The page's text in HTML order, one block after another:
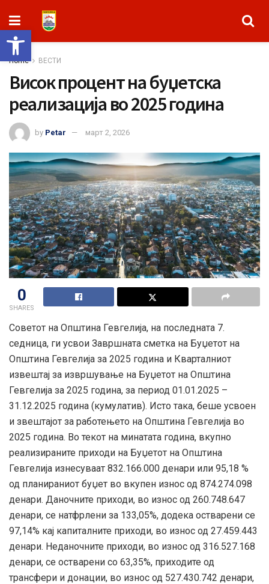
Open toolbar
Home ВЕСТИ
Висок процент на буџетска
реализација во 2025 година
by Petar март 2, 2026
0
SHARES
Советот на Општина Гевгелија, на последната 7.
седница, ги усвои Завршната сметка на Буџетот на
Општина Гевгелија за 2025 година и Кварталниот
извештај за извршување на Буџетот на Општина
Гевгелија за 2025 година, за период 01.01.2025 –
31.12.2025 година (кумулатив). Исто така, беше усвоен
и звештајот за работењето на Општина Гевгелија во
2025 година. Во текот на минатата година, вкупно
реализираните приходи на Буџетот на Општина
Гевгелија изнесуваат 832.166.000 денари или 95,18 %
од планираниот буџет во вкупен износ од 874.274.098
денари. Даночните приходи, во износ од 260.748.647
денари, се натфрлени за 133,05%, додека остварени се
97,14% кај капиталните приходи, во износ од 27.459.443
денари. Неданочните приходи, во износ од 316.527.168
денари, се остварени со 63,35%, приходите од
трансфери и донации, во износ од 527.430.742 денари,